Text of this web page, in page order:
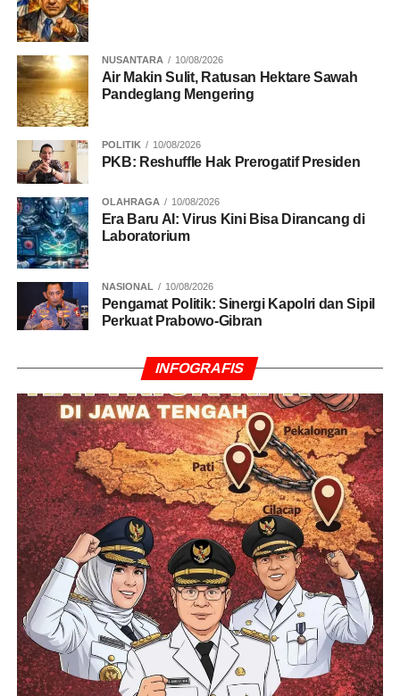
NUSANTARA 10/08/2026
Air Makin Sulit, Ratusan Hektare Sawah
Pandeglang Mengering
POLITIK 10/08/2026
PKB: Reshuffle Hak Prerogatif Presiden
OLAHRAGA 10/08/2026
Era Baru AI: Virus Kini Bisa Dirancang di
Laboratorium
NASIONAL 10/08/2026
Pengamat Politik: Sinergi Kapolri dan Sipil
Perkuat Prabowo-Gibran
INFOGRAFIS